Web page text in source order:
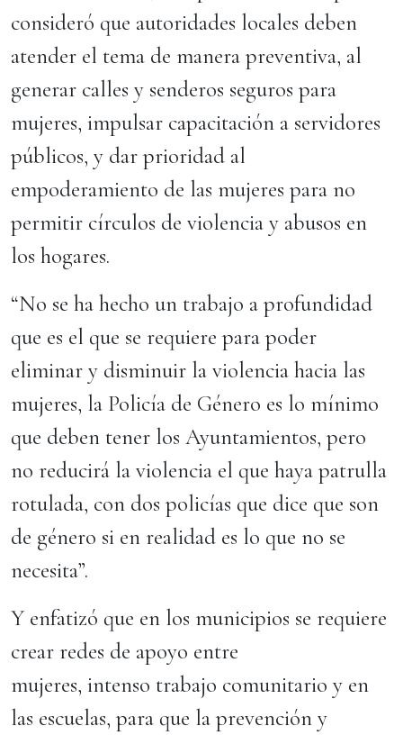
consideró que autoridades locales deben
atender el tema de manera preventiva, al
generar calles y senderos seguros para
mujeres, impulsar capacitación a servidores
públicos, y dar prioridad al
empoderamiento de las mujeres para no
permitir círculos de violencia y abusos en
los hogares.
“No se ha hecho un trabajo a profundidad
que es el que se requiere para poder
eliminar y disminuir la violencia hacia las
mujeres, la Policía de Género es lo mínimo
que deben tener los Ayuntamientos, pero
no reducirá la violencia el que haya patrulla
rotulada, con dos policías que dice que son
de género si en realidad es lo que no se
necesita”.
Y enfatizó que en los municipios se requiere
crear redes de apoyo entre
mujeres, intenso trabajo comunitario y en
las escuelas, para que la prevención y